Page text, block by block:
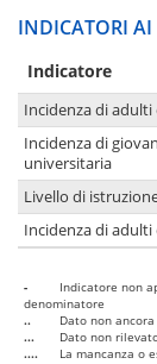
INDICATORI
Indicatore
Incidenza di
Incidenza di
universitaria
Livello di
Incidenza di adulti
-
Indicatore non
denominatore
..
Dato non
...
Dato non
....
La mancanza o